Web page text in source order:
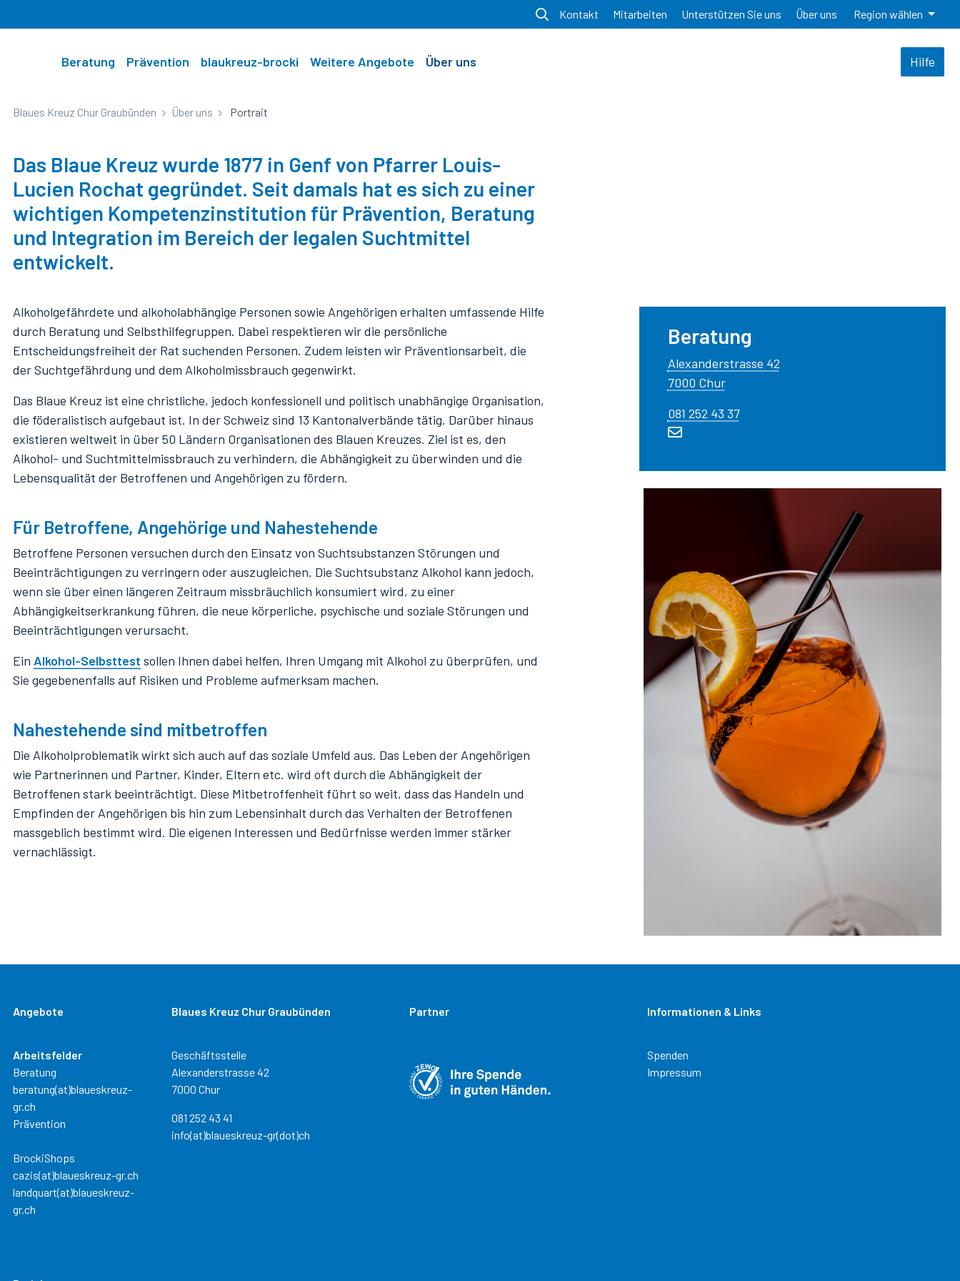
Kontakt Mitarbeiten Unterstützen Sie uns Über uns Region wählen
Beratung
Beratung
Beratungsangebote
Prävention
Prävention
Blue Cocktail Bar
Jugendschutz
roundabout
blaukreuz-brocki
blaukreuz-brocki
blaukreuz-brocki Cazis
blaukreuz-brocki landquart
Weitere Angebote
Weitere Angebote
Sommerlager
Ferienlagerhaus
Schoggikäfer
Über uns
Über uns
Mitglied
Portrait
Organigramm
Leitbild
Netzwerk
Datenschutz
Hilfe
Blaues Kreuz Chur Graubünden Über uns Portrait
Das Blaue Kreuz wurde 1877 in Genf von Pfarrer Louis-
Lucien Rochat gegründet. Seit damals hat es sich zu einer
wichtigen Kompetenzinstitution für Prävention, Beratung
und Integration im Bereich der legalen Suchtmittel
entwickelt.
Alkoholgefährdete und alkoholabhängige Personen sowie Angehörigen erhalten umfassende Hilfe
durch Beratung und Selbsthilfegruppen. Dabei respektieren wir die persönliche
Entscheidungsfreiheit der Rat suchenden Personen. Zudem leisten wir Präventionsarbeit, die
der Suchtgefährdung und dem Alkoholmissbrauch gegenwirkt.
Das Blaue Kreuz ist eine christliche, jedoch konfessionell und politisch unabhängige Organisation,
die föderalistisch aufgebaut ist. In der Schweiz sind 13 Kantonalverbände tätig. Darüber hinaus
existieren weltweit in über 50 Ländern Organisationen des Blauen Kreuzes. Ziel ist es, den
Alkohol- und Suchtmittelmissbrauch zu verhindern, die Abhängigkeit zu überwinden und die
Lebensqualität der Betroffenen und Angehörigen zu fördern.
Für Betroffene, Angehörige und Nahestehende
Betroffene Personen versuchen durch den Einsatz von Suchtsubstanzen Störungen und
Beeinträchtigungen zu verringern oder auszugleichen. Die Suchtsubstanz Alkohol kann jedoch,
wenn sie über einen längeren Zeitraum missbräuchlich konsumiert wird, zu einer
Abhängigkeitserkrankung führen, die neue körperliche, psychische und soziale Störungen und
Beeinträchtigungen verursacht.
Ein Alkohol-Selbsttest sollen Ihnen dabei helfen, Ihren Umgang mit Alkohol zu überprüfen, und
Sie gegebenenfalls auf Risiken und Probleme aufmerksam machen.
Nahestehende sind mitbetroffen
Die Alkoholproblematik wirkt sich auch auf das soziale Umfeld aus. Das Leben der Angehörigen
wie Partnerinnen und Partner, Kinder, Eltern etc. wird oft durch die Abhängigkeit der
Betroffenen stark beeinträchtigt. Diese Mitbetroffenheit führt so weit, dass das Handeln und
Empfinden der Angehörigen bis hin zum Lebensinhalt durch das Verhalten der Betroffenen
massgeblich bestimmt wird. Die eigenen Interessen und Bedürfnisse werden immer stärker
vernachlässigt.
Beratung
Alexanderstrasse 42
7000 Chur
081 252 43 37
Angebote
Arbeitsfelder
Beratung
beratung(at)blaueskreuz-
gr.ch
Prävention
BrockiShops
cazis(at)blaueskreuz-gr.ch
landquart(at)blaueskreuz-
gr.ch
Blaues Kreuz Chur Graubünden
Geschäftsstelle
Alexanderstrasse 42
7000 Chur
081 252 43 41
info(at)blaueskreuz-gr(dot)ch
Partner Informationen & Links
Spenden
Impressum